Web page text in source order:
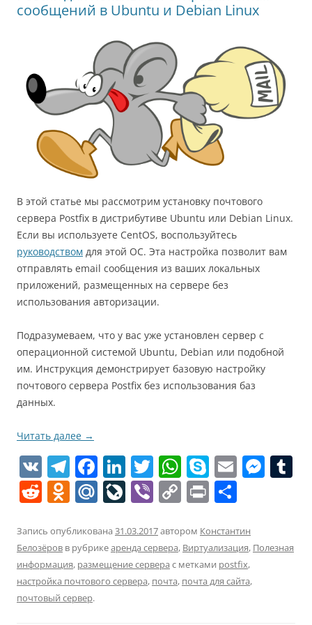
сообщений в Ubuntu и Debian Linux
В этой статье мы рассмотрим установку почтового
сервера Postfix в дистрибутиве Ubuntu или Debian Linux.
Если вы используете CentOS, воспользуйтесь
руководством для этой ОС. Эта настройка позволит вам
отправлять email сообщения из ваших локальных
приложений, размещенных на сервере без
использования авторизации.
Подразумеваем, что у вас уже установлен сервер с
операционной системой Ubuntu, Debian или подобной
им. Инструкция демонстрирует базовую настройку
почтового сервера Postfix без использования баз
данных.
Читать далее →
V
K
T
el
e
gr
a
m
F
a
c
e
b
o
Li
n
k
e
dI
n
T
w
itt
er
W
h
at
s
A
p
S
k
y
p
e
E
l
M
n r
R
d
di
t
O
n
o
kl
a
M
l.
R
u
Li
eJ
o
u
Vi
er
C
p
y
Li
Pr
t п
р
а
Запись опубликована 31.03.2017автором Константин
Белозёров в рубрикеаренда сервера, Виртуализация, Полезная
информация, размещение сервера с метками postfix,
настройка почтового сервера, почта, почта для сайта,
почтовый сервер.